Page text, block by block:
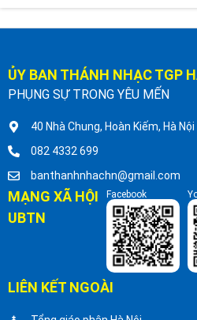
ỦY BAN THÁNH NHẠC TGP
PHỤNG SỰ TRONG YÊU MẾN
40 Nhà Chung, Hoàn Kiếm, Hà Nội
082 4332 699
banthanhnhachn@gmail.com
MẠNG XÃ HỘI
UBTN
Facebook
LIÊN KẾT NGOÀI